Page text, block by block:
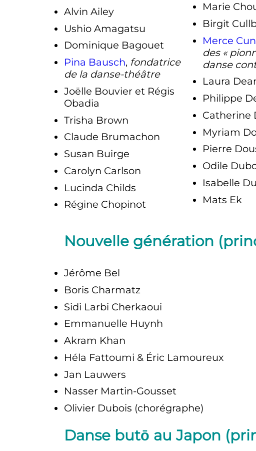
Alvin Ailey
Ushio Amagatsu
Dominique Bagouet
Pina Bausch, fondatrice
de la danse-théâtre
Joëlle Bouvier et Régis
Obadia
Trisha Brown
Claude Brumachon
Susan Buirge
Carolyn Carlson
Lucinda Childs
Régine Chopinot
Marie
Birgit
Merce
des «
danse
Laura
Philippe
Catherine
Myriam
Pierre
Odile
Isabelle
Mats Ek
Nouvelle génération
Jérôme Bel
Boris Charmatz
Sidi Larbi Cherkaoui
Emmanuelle Huynh
Akram Khan
Héla Fattoumi & Éric Lamoureux
Jan Lauwers
Nasser Martin-Gousset
Olivier Dubois (chorégraphe)
Danse butō au Japon